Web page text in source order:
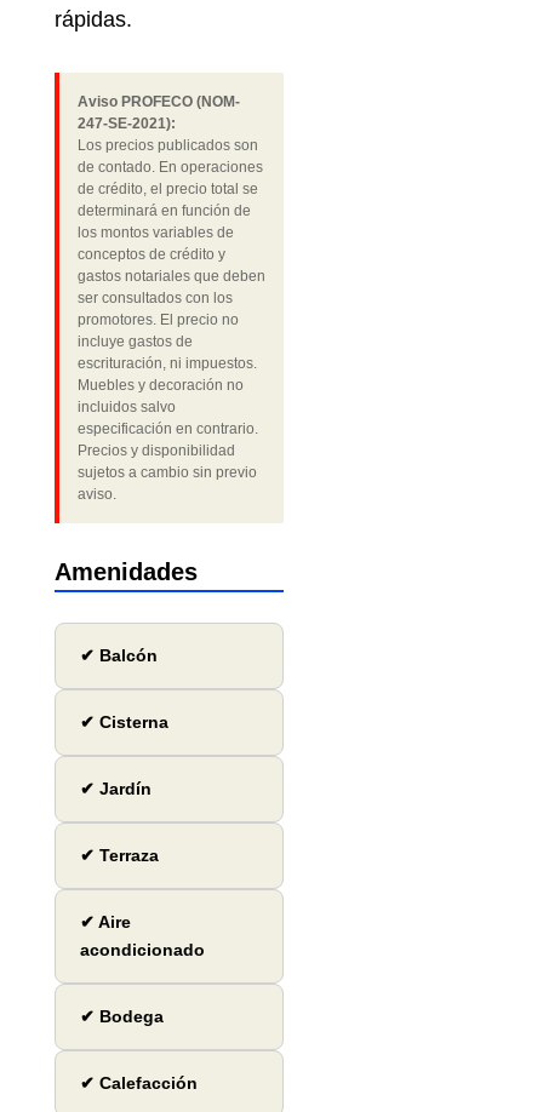
rápidas.
Aviso PROFECO (NOM-
247-SE-2021):
Los precios publicados son
de contado. En operaciones
de crédito, el precio total se
determinará en función de
los montos variables de
conceptos de crédito y
gastos notariales que deben
ser consultados con los
promotores. El precio no
incluye gastos de
escrituración, ni impuestos.
Muebles y decoración no
incluidos salvo
especificación en contrario.
Precios y disponibilidad
sujetos a cambio sin previo
aviso.
Amenidades
✔ Balcón
✔ Cisterna
✔ Jardín
✔ Terraza
✔ Aire
acondicionado
✔ Bodega
✔ Calefacción